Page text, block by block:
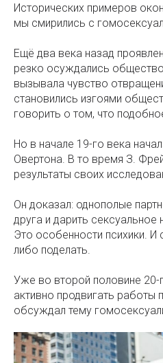
Исторических примеров
мы смирились с
Ещё два века назад
резко осуждались
вызывала чувство
становились изгоями
говорить о том, что
Но в начале 19-го века
Овертона. В то время З.
результаты своих
Он доказал: однополые
друга и дарить сексуальное
Это особенности психики.
либо поделать.
Уже во второй половине 20-
активно продвигать работы
обсуждал тему